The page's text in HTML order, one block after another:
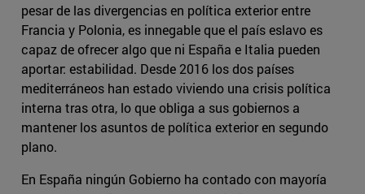
pesar de las divergencias en política exterior entre
Francia y Polonia, es innegable que el país eslavo es
capaz de ofrecer algo que ni España e Italia pueden
aportar: estabilidad. Desde 2016 los dos países
mediterráneos han estado viviendo una crisis política
interna tras otra, lo que obliga a sus gobiernos a
mantener los asuntos de política exterior en segundo
plano.
En España ningún Gobierno ha contado con mayoría